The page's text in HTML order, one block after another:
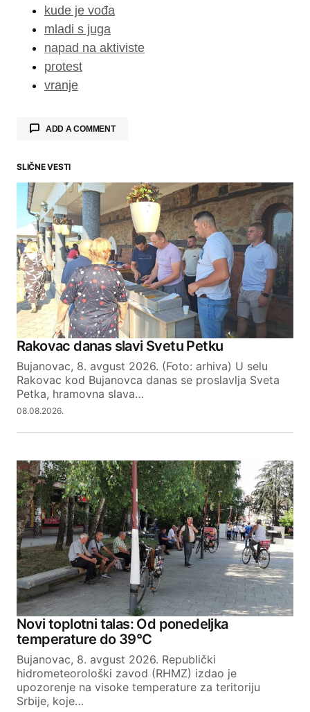
kude je vođa
mladi s juga
napad na aktiviste
protest
vranje
ADD A COMMENT
Your email address will not be published.
Required fields are marked*
Comment*
Your Name
Your E-mail
SLIČNE VESTI
Rakovac danas slavi Svetu Petku
Bujanovac, 8. avgust 2026. (Foto: arhiva) U selu
Rakovac kod Bujanovca danas se proslavlja Sveta
Petka, hramovna slava…
08.08.2026.
Novi toplotni talas: Od ponedeljka
temperature do 39°C
Bujanovac, 8. avgust 2026. Republički
hidrometeorološki zavod (RHMZ) izdao je
upozorenje na visoke temperature za teritoriju
Srbije, koje…